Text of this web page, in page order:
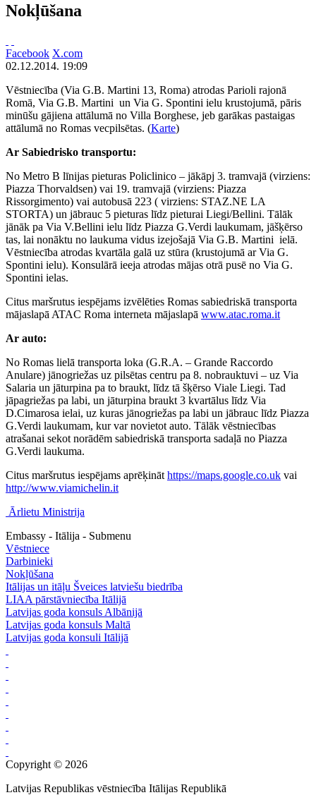
Nokļūšana
Facebook X.com
02.12.2014. 19:09
Vēstniecība (Via G.B. Martini 13, Roma) atrodas Parioli rajonā
Romā, Via G.B. Martini un Via G. Spontini ielu krustojumā, pāris
minūšu gājiena attālumā no Villa Borghese, jeb garākas pastaigas
attālumā no Romas vecpilsētas. (Karte)
Ar Sabiedrisko transportu:
No Metro B līnijas pieturas Policlinico – jākāpj 3. tramvajā (virziens:
Piazza Thorvaldsen) vai 19. tramvajā (virziens: Piazza
Rissorgimento) vai autobusā 223 ( virziens: STAZ.NE LA
STORTA) un jābrauc 5 pieturas līdz pieturai Liegi/Bellini. Tālāk
jānāk pa Via V.Bellini ielu līdz Piazza G.Verdi laukumam, jāšķērso
tas, lai nonāktu no laukuma vidus izejošajā Via G.B. Martini ielā.
Vēstniecība atrodas kvartāla galā uz stūra (krustojumā ar Via G.
Spontini ielu). Konsulārā ieeja atrodas mājas otrā pusē no Via G.
Spontini ielas.
Citus maršrutus iespējams izvēlēties Romas sabiedriskā transporta
mājaslapā ATAC Roma interneta mājaslapā www.atac.roma.it
Ar auto:
No Romas lielā transporta loka (G.R.A. – Grande Raccordo
Anulare) jānogriežas uz pilsētas centru pa 8. nobrauktuvi – uz Via
Salaria un jāturpina pa to braukt, līdz tā šķērso Viale Liegi. Tad
jāpagriežas pa labi, un jāturpina braukt 3 kvartālus līdz Via
D.Cimarosa ielai, uz kuras jānogriežas pa labi un jābrauc līdz Piazza
G.Verdi laukumam, kur var novietot auto. Tālāk vēstniecības
atrašanai sekot norādēm sabiedriskā transporta sadaļā no Piazza
G.Verdi laukuma.
Citus maršrutus iespējams aprēķināt https://maps.google.co.uk vai
http://www.viamichelin.it
Ārlietu Ministrija
Embassy - Itālija - Submenu
Vēstniece
Darbinieki
Nokļūšana
Itālijas un itāļu Šveices latviešu biedrība
LIAA pārstāvniecība Itālijā
Latvijas goda konsuls Albānijā
Latvijas goda konsuls Maltā
Latvijas goda konsuli Itālijā
Copyright © 2026
Latvijas Republikas vēstniecība Itālijas Republikā